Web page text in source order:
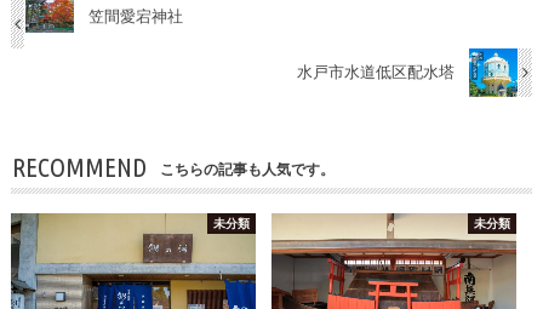
笠間愛宕神社
水戸市水道低区配水塔
RECOMMEND こちらの記事も人気です。
未分類 未分類